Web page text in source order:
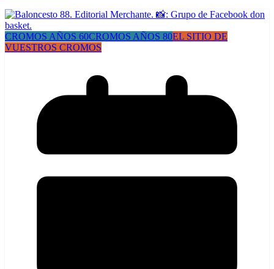
CROMOS AÑOS 60CROMOS AÑOS 80EL SITIO DE
VUESTROS CROMOS